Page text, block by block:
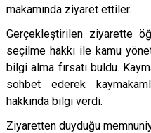
Mut
makamında ziyaret ettiler.
Gerçekleştirilen ziyarette
seçilme hakkı ile kamu
bilgi alma fırsatı buldu.
sohbet ederek
hakkında bilgi verdi.
Ziyaretten duyduğu